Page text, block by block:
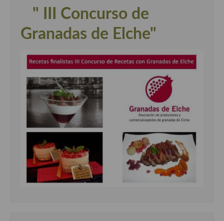
" III Concurso de
Granadas de Elche"